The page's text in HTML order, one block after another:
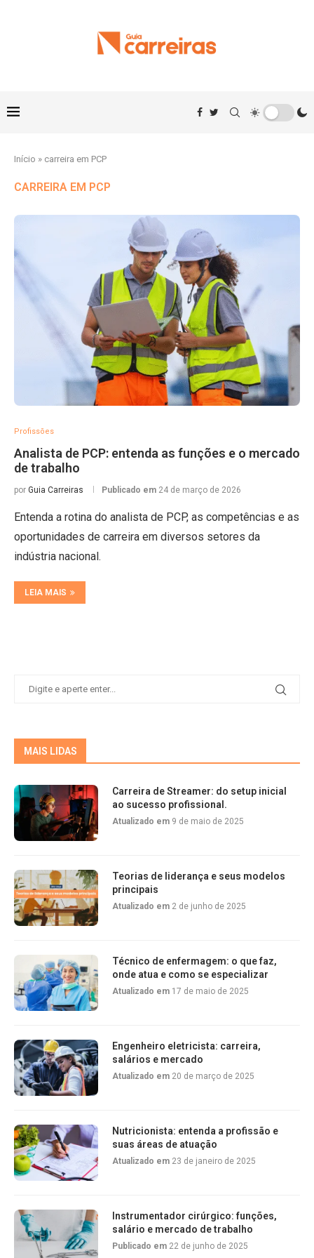
Início » carreira em PCP
CARREIRA EM PCP
Profissões
Analista de PCP: entenda as funções e o mercado
de trabalho
por Guia Carreiras Publicado em 24 de março de 2026
Entenda a rotina do analista de PCP, as competências e as
oportunidades de carreira em diversos setores da
indústria nacional.
LEIA MAIS
MAIS LIDAS
Carreira de Streamer: do setup inicial
ao sucesso profissional.
Atualizado em 9 de maio de 2025
Teorias de liderança e seus modelos
principais
Atualizado em 2 de junho de 2025
Técnico de enfermagem: o que faz,
onde atua e como se especializar
Atualizado em 17 de maio de 2025
Engenheiro eletricista: carreira,
salários e mercado
Atualizado em 20 de março de 2025
Nutricionista: entenda a profissão e
suas áreas de atuação
Atualizado em 23 de janeiro de 2025
Instrumentador cirúrgico: funções,
salário e mercado de trabalho
Publicado em 22 de junho de 2025